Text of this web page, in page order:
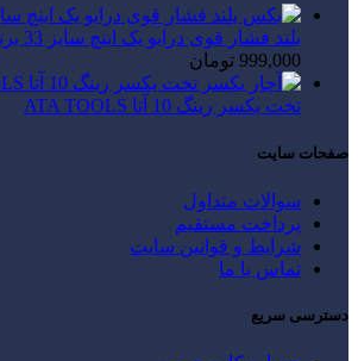
بلند فشار قوی درایو یک اینچ سایز 33 برند شاهد
999,000 تومان
تخت یکسر رینگ 10 آتا ATA TOOLS
صفحات سایت
سوالات متداول
پرداخت مستقیم
شرایط و قوانین سایت
تماس با ما
دسترسی سریع